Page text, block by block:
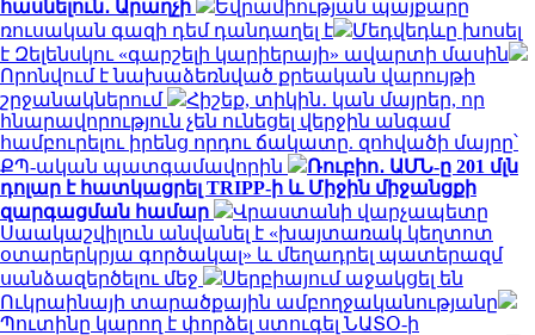
հասնելուն․ Արաղչի
Եվրամիության պայքարը
ռուսական գազի դեմ դանդաղել է
Մեդվեդևը խոսել
է Զելենսկու «գարշելի կարիերայի» ավարտի մասին
Որոնվում է նախաձեռնված քրեական վարույթի
շրջանակներում
Հիշեք, տիկին․ կան մայրեր, որ
հնարավորություն չեն ունեցել վերջին անգամ
համբուրելու իրենց որդու ճակատը. զոհվածի մայրը՝
ՔՊ-ական պատգամավորին
Ռուբիո․ ԱՄՆ-ը 201 մլն
դոլար է հատկացրել TRIPP-ի և Միջին միջանցքի
զարգացման համար
Վրաստանի վարչապետը
Սաակաշվիլուն անվանել է «խայտառակ կեղտոտ
օտարերկրյա գործակալ» և մեղադրել պատերազմ
սանձազերծելու մեջ
Սերբիայում աջակցել են
Ուկրաինայի տարածքային ամբողջականությանը
Պուտինը կարող է փորձել ստուգել ՆԱՏՕ-ի